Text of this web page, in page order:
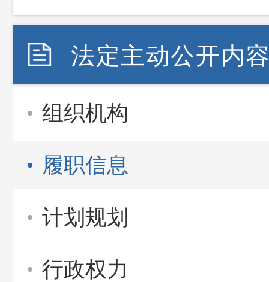
法定主动公开内
组织机构
履职信息
计划规划
行政权力